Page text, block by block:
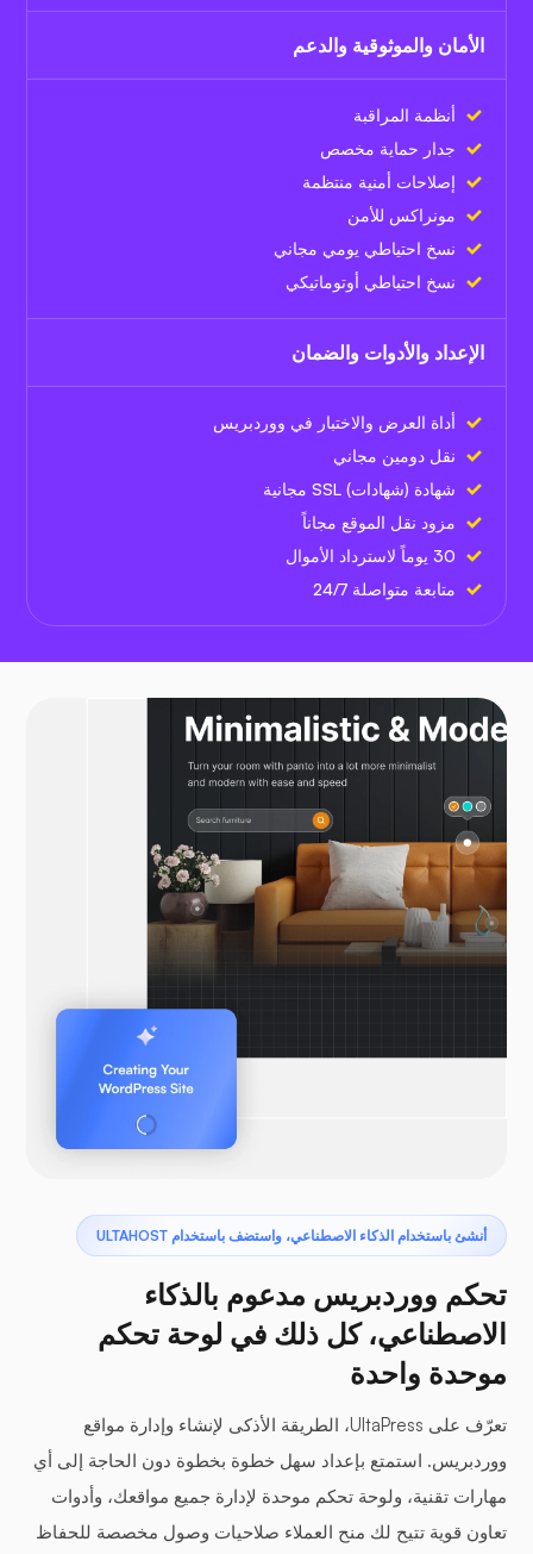
الأمان والموثوقية والدعم
أنظمة المراقبة
جدار حماية مخصص
إصلاحات أمنية منتظمة
مونراكس للأمن
نسخ احتياطي يومي مجاني
نسخ احتياطي أوتوماتيكي
الإعداد والأدوات والضمان
أداة العرض والاختبار في ووردبريس
نقل دومين مجاني
شهادة (شهادات) SSL مجانية
مزود نقل الموقع مجاناً
30 يوماً لاسترداد الأموال
متابعة متواصلة 24/7
أنشئ باستخدام الذكاء الاصطناعي، واستضف باستخدام ULTAHOST
تحكم ووردبريس مدعوم بالذكاء
الاصطناعي، كل ذلك في لوحة تحكم
موحدة واحدة
تعرّف على UltaPress، الطريقة الأذكى لإنشاء وإدارة مواقع
ووردبريس. استمتع بإعداد سهل خطوة بخطوة دون الحاجة إلى أي
مهارات تقنية، ولوحة تحكم موحدة لإدارة جميع مواقعك، وأدوات
تعاون قوية تتيح لك منح العملاء صلاحيات وصول مخصصة للحفاظ